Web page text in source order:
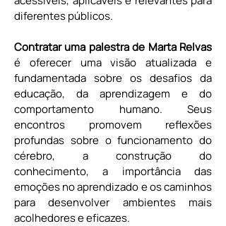
diferentes públicos.
Contratar uma palestra de Marta Relvas
é oferecer uma visão atualizada e
fundamentada sobre os desafios da
educação, da aprendizagem e do
comportamento humano. Seus
encontros promovem reflexões
profundas sobre o funcionamento do
cérebro, a construção do
conhecimento, a importância das
emoções no aprendizado e os caminhos
para desenvolver ambientes mais
acolhedores e eficazes.